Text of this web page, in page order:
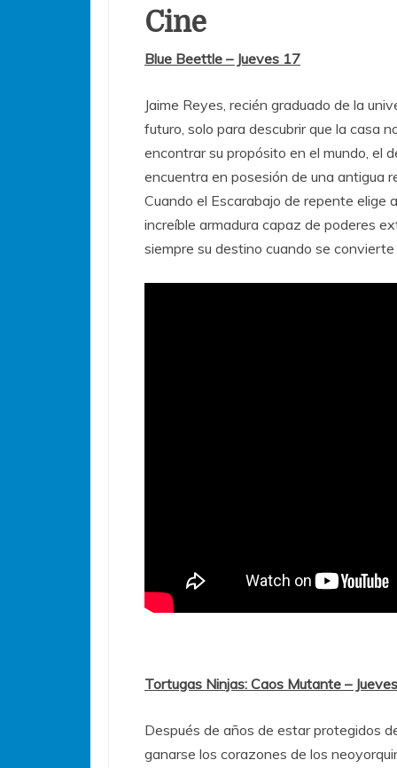
Cine
Blue Beettle – Jueves 17
Jaime Reyes, recién graduado de la
futuro, solo para descubrir que la casa
encontrar su propósito en el mundo, el
encuentra en posesión de una antigua
Cuando el Escarabajo de repente elige
increíble armadura capaz de poderes
siempre su destino cuando se
Tortugas Ninjas: Caos Mutante –
Después de años de estar protegidos
ganarse los corazones de los